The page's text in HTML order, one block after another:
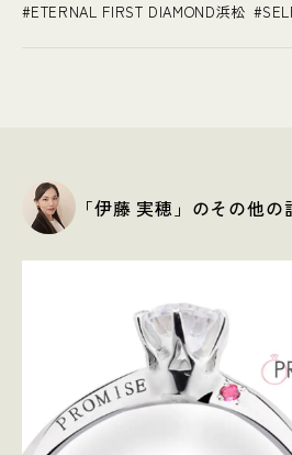
ETERNAL FIRST DIAMOND浜松
「伊藤 実穂」のその他の